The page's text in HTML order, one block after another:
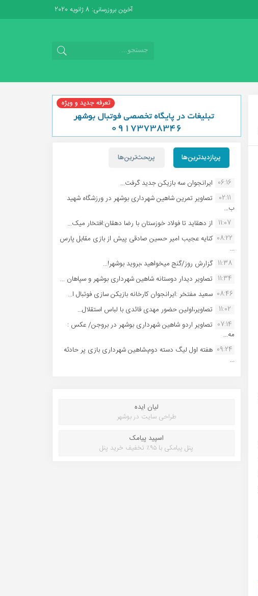
آخرین بروزرسانی: 8 ژانویه 2020
پربازدیدترین‌ها پربحث‌ترین‌ها
06:16 ایرانجوان سه بازیکن جدید گرفت...
02:11
تصاویر تمرین شاهین شهردارى بوشهر در ورزشگاه شهید
ب...
11:07 از دهقاید تا فولاد خوزستان با رضا دهقان:افتخار میک...
08:22 کنایه عجیب امیر حسین صادقی پیش از بازی مقابل پارس
...
11:38 گزارش روز/گنج میخواهید ،بروید بوشهر!...
11:34 تصاویر دیدار دوستانه شاهین شهردارى بوشهر و سپاهان ...
08:46 سعید مفتخر :ایرانجوان کارخانه بازیکن سازی فوتبال ا...
11:02
تصاویر،اولین حضور مهدی قائدی با لباس استقلال...
07:14 تصاویر اردو شاهین شهرداری بوشهر در بروجن/ عکس :
مه...
09:24 هفته اول لیگ دسته دوم،شاهین شهرداری بازی پر حادثه
...
لیان ایده
طراحی سایت در بوشهر
اسپید پیامک
پنل پیامکی با ۹۵٪ تخفیف خرید پنل